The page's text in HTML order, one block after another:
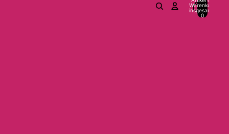
Warenkorb
insgesamt:
0